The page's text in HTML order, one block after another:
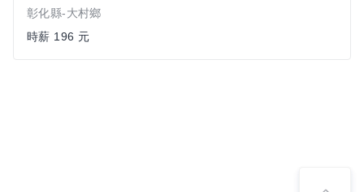
彰化縣-大村鄉
時薪 196 元